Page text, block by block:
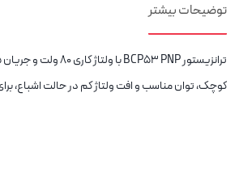
توضیحاتبیشتر
کوچک، توان مناسب و افت ولتاژ کم در حالت اشباع،